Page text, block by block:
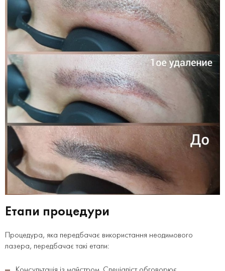
Етапи процедури
Процедура, яка передбачає використання неодимового
лазера, передбачає такі етапи: